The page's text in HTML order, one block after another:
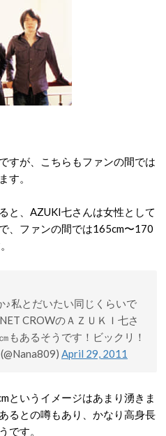
すが、こちらもファンの間では
す。
と、AZUKI七さんは女性として
、ファンの間では165cm〜170
♪私とだいたい同じくらいで
CROWのＡＺＵＫＩ七さ
もあるそうです！ビックリ！
April 29, 2011
というイメージはあまり湧きま
るとの噂もあり、かなり高身長
です。